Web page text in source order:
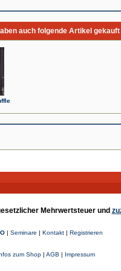
auch folgende Artikel gekauft
Mehrwertsteuer und
| Seminare | Kontakt| Registrieren
zum Shop| AGB | Impressum